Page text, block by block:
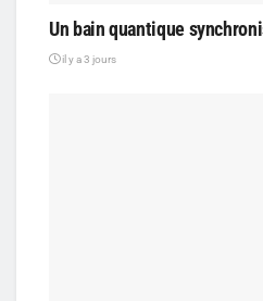
Un bain quantique
il y a 3 jours